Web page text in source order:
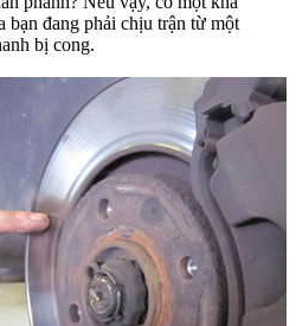
bạn đang phải chịu trận từ một
bị cong.